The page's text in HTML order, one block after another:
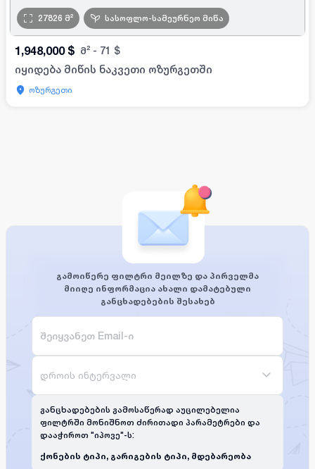
27826 მ² სასოფლო-სამეურნეო მიწა
1,948,000 $ მ² - 71 $
იყიდება მიწის ნაკვეთი ოზურგეთში
ოზურგეთი
გამოიწერე ფილტრი მეილზე და პირველმა
მიიღე ინფორმაცია ახალი დამატებული
განცხადებების შესახებ
დროის ინტერვალი
განცხადებების გამოსაწერად აუცილებელია
ფილტრში მონიშნოთ ძირითადი პარამეტრები და
დააჭიროთ "იპოვე"-ს:
ქონების ტიპი, გარიგების ტიპი, მდებარეობა